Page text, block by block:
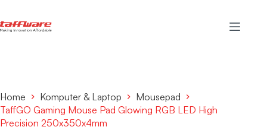
Home Komputer & Laptop
Mousepad
TaffGO Gaming Mouse Pad Glowing RGB LED High
Precision 250x350x4mm